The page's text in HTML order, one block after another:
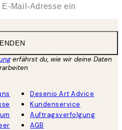
erfährst du, wie wir deine Daten
Desenio Art Advice
Kundenservice
Auftragsverfolgung
AGB